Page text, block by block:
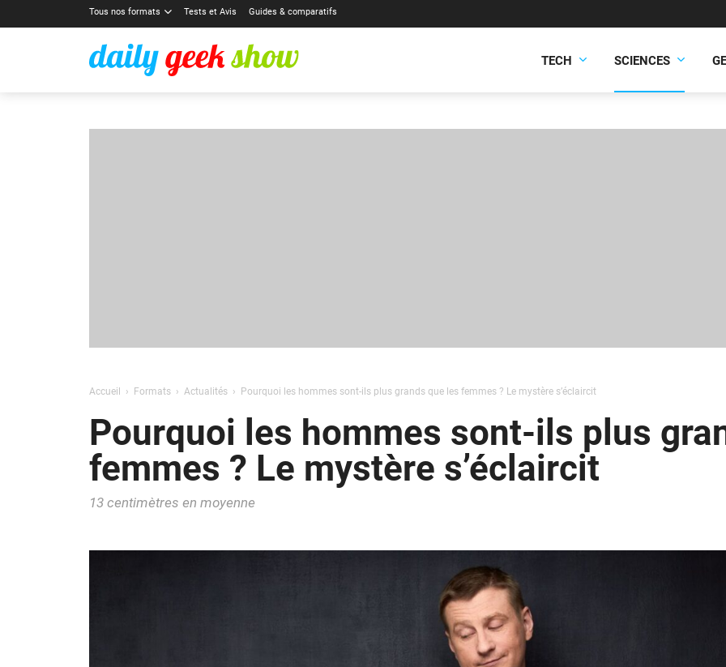
Tous nos formats Tests et Avis Guides & comparatifs
TECH SCIENCES
Accueil Formats Actualités Pourquoi les hommes sont-ils plus grands que les femmes ? Le mystère s’éclaircit
Pourquoi les hommes sont-ils plus
femmes ? Le mystère s’éclaircit
13 centimètres en moyenne